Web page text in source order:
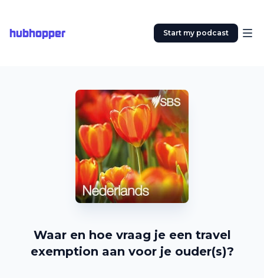
hubhopper Start my podcast
Waar en hoe vraag je een travel
exemption aan voor je ouder(s)?